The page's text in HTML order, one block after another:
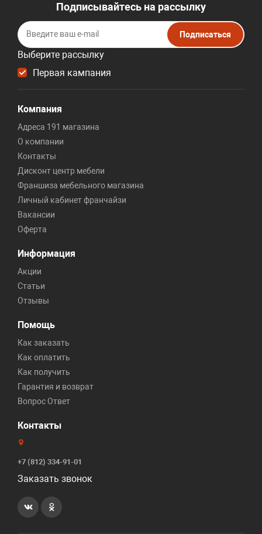
Подписывайтесь на рассылку
Выберите рассылку
Первая кампания
Подписаться
Компания
Адреса 191 магазина
О компании
Контакты
Дисконт центр мебели
Франшиза мебельного магазина
Личный кабинет франчайзи
Вакансии
Оферта
Информация
Акции
Статьи
Отзывы
Помощь
Как заказать
Как оплатить
Как получить
Гарантия и возврат
Вопрос Ответ
Контакты
+7 (812) 334-91-01
Заказать звонок